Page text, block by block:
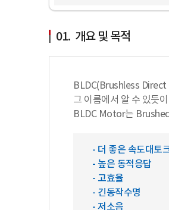
01. 개요 및 목적
BLDC(Brushless Direct
그 이름에서 알 수 있듯
BLDC Motor는
- 더 좋은 속도대토
- 높은 동적응답
- 고효율
- 긴동작수명
- 저소음